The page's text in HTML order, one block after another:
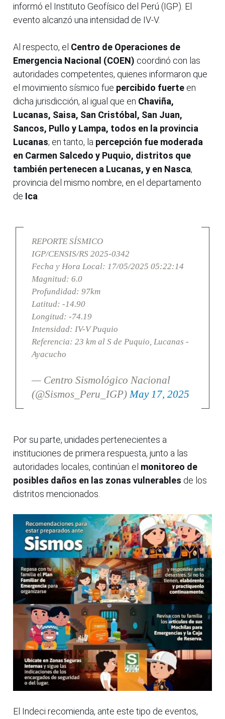
informó el Instituto Geofísico del Perú (IGP). El
evento alcanzó una intensidad de IV-V.
Al respecto, el Centro de Operaciones de
Emergencia Nacional (COEN) coordinó con las
autoridades competentes, quienes informaron que
el movimiento sísmico fue percibido fuerte en
dicha jurisdicción, al igual que en Chaviña,
Lucanas, Saisa, San Cristóbal, San Juan,
Sancos, Pullo y Lampa, todos en la provincia
Lucanas; en tanto, la percepción fue moderada
en Carmen Salcedo y Puquio, distritos que
también pertenecen a Lucanas, y en Nasca,
provincia del mismo nombre, en el departamento
de Ica
REPORTE SÍSMICO
IGP/CENSIS/RS 2025-0342
Fecha y Hora Local: 17/05/2025 05:22:14
Magnitud: 6.0
Profundidad: 97km
Latitud: -14.90
Longitud: -74.19
Intensidad: IV-V Puquio
Referencia: 23 km al S de Puquio, Lucanas -
Ayacucho
— Centro Sismológico Nacional
(@Sismos_Peru_IGP) May 17, 2025
Por su parte, unidades pertenecientes a
instituciones de primera respuesta, junto a las
autoridades locales, continúan el monitoreo de
posibles daños en las zonas vulnerables de los
distritos mencionados.
El Indeci recomienda, ante este tipo de eventos,